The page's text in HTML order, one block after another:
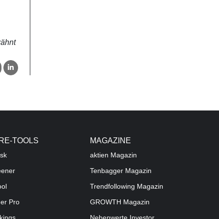
TOOLS
Pro
MAGAZINE
aktien Magazin
Tenbagger Magazin
Trendfollowing Magazin
GROWTH Magazin